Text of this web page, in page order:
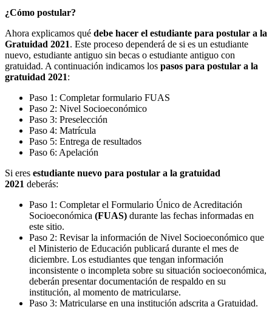
¿Cómo postular?
Ahora explicamos qué debe hacer el estudiante para postular a la
Gratuidad 2021. Este proceso dependerá de si es un estudiante
nuevo, estudiante antiguo sin becas o estudiante antiguo con
gratuidad. A continuación indicamos los pasos para postular a la
gratuidad 2021:
Paso 1: Completar formulario FUAS
Paso 2: Nivel Socioeconómico
Paso 3: Preselección
Paso 4: Matrícula
Paso 5: Entrega de resultados
Paso 6: Apelación
Si eres estudiante nuevo para postular a la gratuidad
2021 deberás:
Paso 1: Completar el Formulario Único de Acreditación
Socioeconómica (FUAS) durante las fechas informadas en
este sitio.
Paso 2: Revisar la información de Nivel Socioeconómico que
el Ministerio de Educación publicará durante el mes de
diciembre. Los estudiantes que tengan información
inconsistente o incompleta sobre su situación socioeconómica,
deberán presentar documentación de respaldo en su
institución, al momento de matricularse.
Paso 3: Matricularse en una institución adscrita a Gratuidad.